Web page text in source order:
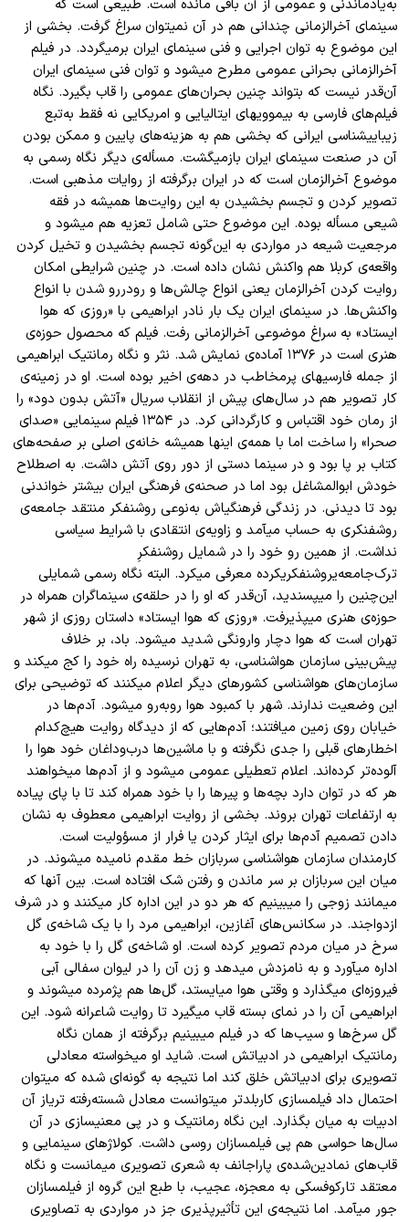
به‌یادماندنی و عمومی از آن باقی مانده است. طبیعی است که
سینمای آخر‌الزمانی چندانی ‌هم در آن نمیتوان سراغ گرفت. بخشی از
این موضوع به توان اجرایی و فنی سینمای ایران برمیگردد. در فیلم
آخر‌الزمانی بحرانی عمومی مطرح میشود و توان فنی سینمای ایران
آن‌قدر نیست که بتواند چنین بحران‌های عمومی را قاب بگیرد. نگاه
فیلم‌های فارسی به بیموویهای ایتالیایی و امریکایی نه فقط به‌تبع
زیباییشناسی ایرانی که بخشی هم به هزینه‌های پایین و ممکن بودن
آن در صنعت سینمای ایران بازمیگشت. مسأله‌ی دیگر نگاه رسمی به
موضوع آخر‌الزمان است که در ایران برگرفته از روایات مذهبی است.
تصویر کردن و تجسم بخشیدن به این روایت‌ها همیشه در فقه
شیعی مسأله بوده. این موضوع حتی شامل تعزیه هم میشود و
مرجعیت شیعه در مواردی به این‌گونه تجسم بخشیدن و تخیل کردن
واقعه‌ی کربلا هم واکنش نشان داده است. در چنین شرایطی امکان
روایت کردن آخر‌الزمان یعنی انواع چالش‌ها و رودررو شدن با انواع
واکنش‌ها. در سینمای ایران یک بار نادر ابراهیمی با «روزی که هوا
ایستاد» به سراغ موضوعی آخر‌الزمانی رفت. فیلم که محصول حوزه‌ی
هنری است در ۱۳۷۶ آماده‌ی نمایش شد. نثر و نگاه رمانتیک ابراهیمی
از جمله فارسیهای پرمخاطب در دهه‌ی اخیر بوده است. او در زمینه‌ی
کار تصویر هم در سال‌های پیش از انقلاب سریال «آتش بدون دود» را
از رمان خود اقتباس و کارگردانی کرد. در ۱۳۵۴ فیلم سینمایی «صدای
صحرا» را ساخت اما با همه‌ی اینها همیشه خانه‌‌ی اصلی بر صفحه‌های
کتاب بر پا بود و در سینما دستی از دور روی آتش داشت. به اصطلاح
خودش ابوالمشاغل بود اما در صحنه‌ی فرهنگی ایران بیشتر خواندنی
بود تا دیدنی. در زندگی فرهنگیاش به‌نوعی روشنفکر منتقد جامعه‌ی
روشفنکری به حساب میآمد و زاویه‌‌ی انتقادی با شرایط سیاسی
نداشت. از همین رو خود را در شمایل روشنفکرِ
ترک‌جامعه‌یروشنفکریکرده معرفی میکرد. البته نگاه رسمی شمایلی
این‌چنین را میپسندید، آن‌قدر که او را در حلقه‌ی سینماگران همراه در
حوزه‌ی هنری میپذیرفت. «روزی که هوا ایستاد» داستان روزی از شهر
تهران است که هوا دچار وارونگی شدید میشود. باد،‌ بر خلاف
پیش‌بینی سازمان هواشناسی، به تهران نرسیده راه خود را کج میکند و
سازمان‌های هواشناسی کشور‌های دیگر اعلام میکنند که توضیحی برای
این وضعیت ندارند. شهر با کمبود هوا روبه‌رو میشود. آدم‌ها در
خیابان روی زمین میافتند؛ آدم‌هایی که از دیدگاه روایت هیچ‌کدام
اخطار‌های قبلی را جدی نگرفته و با ماشین‌ها درب‌وداغان خود هوا را
آلوده‌تر کرده‌اند. اعلام تعطیلی عمومی میشود و از آدم‌ها میخواهند
هر که در توان دارد بچه‌ها و پیر‌ها را با خود همراه کند تا با پای پیاده
به ارتفاعات تهران بروند. بخشی از روایت ابراهیمی معطوف به نشان
دادن تصمیم آدم‌ها برای ایثار کردن یا فرار از مسؤولیت است.
کارمندان سازمان هواشناسی سربازان خط مقدم نامیده میشوند. در
میان این سربازان بر سر ماندن و رفتن شک افتاده‌ است. بین آنها که
میمانند زوجی را میبینیم که هر دو در این اداره کار میکنند و در شرف
ازدواجند. در سکانس‌های آغازین، ابراهیمی مرد را با یک شاخه‌ی گل
سرخ در میان مردم تصویر کرده است. او شاخه‌ی گل را با خود به
اداره میآورد و به نامزدش میدهد و زن آن را در لیوان سفالی آبی
فیروزه‌ای میگذارد و وقتی هوا میایستد، گل‌ها هم پژمرده میشوند و
ابراهیمی آن را در نمای بسته قاب میگیرد تا روایت شاعرانه شود. این
گل سرخ‌ها و سیب‌ها که در فیلم میبینیم برگرفته از همان نگاه
رمانتیک ابراهیمی در ادبیاتش است. شاید او میخواسته معادلی
تصویری برای ادبیاتش خلق کند اما نتیجه به گونه‌ای شده که میتوان
احتمال داد فیلمسازی کاربلد‌تر میتوانست معادل شسته‌رفته تریاز آن
ادبیات به میان بگذارد. این نگاه رمانتیک و در پی معنیسازی در آن
سال‌ها حواسی هم پی فیلمسازان روسی داشت. کولاژ‌های سینمایی و
قاب‌های نمادین‌شده‌ی پاراجانف به شعری تصویری میمانست و نگاه
معتقد تارکوفسکی به معجزه، عجیب، با طبع این گروه از فیلمسازان
جور میآمد. اما نتیجه‌ی این تأثیر‌پذیری جز در مواردی به تصاویری